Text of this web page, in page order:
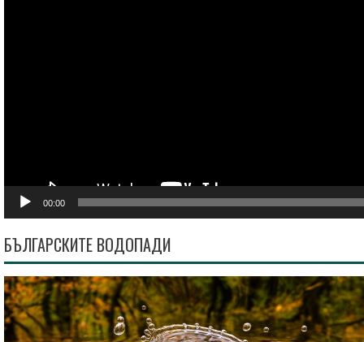
00:00
БЪЛГАРСКИТЕ ВОДОПАДИ